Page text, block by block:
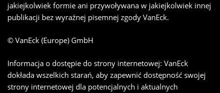
jakiejkolwiek formie ani przywoływana w jakiejkolwiek innej
publikacji bez wyraźnej pisemnej zgody VanEck.
© VanEck (Europe) GmbH
Informacja o dostępie do strony internetowej: VanEck
dokłada wszelkich starań, aby zapewnić dostępność swojej
strony internetowej dla potencjalnych i aktualnych